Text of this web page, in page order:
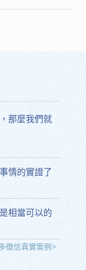
那麼我們就
情的實證了
相當可以的
徵信真實案例>